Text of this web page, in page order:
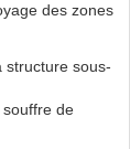
des zones
structure sous-
de